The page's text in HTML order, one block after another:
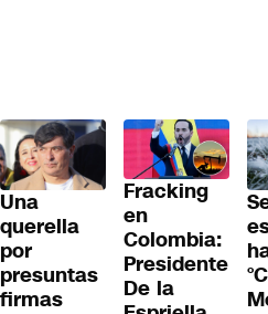
Una
querella
por
presuntas
firmas
Fracking
en
Colombia:
Presidente
De la